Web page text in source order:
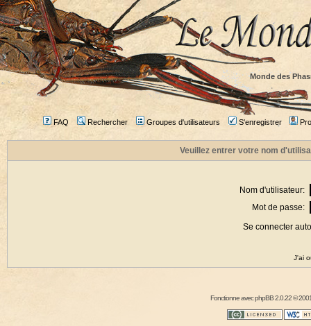
Monde des
FAQ Rechercher Groupes d'utilisateurs S'enregistrer
Veuillez entrer votre nom
Nom d'utilisateur:
Mot de passe:
Se connecter
J'ai
Fonctionne avecphpBB2.0.22 ©